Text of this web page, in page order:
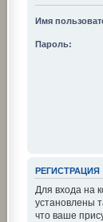
Имя
Пароль:
РЕГИСТРАЦИЯ
Для входа на
установлены
что ваше